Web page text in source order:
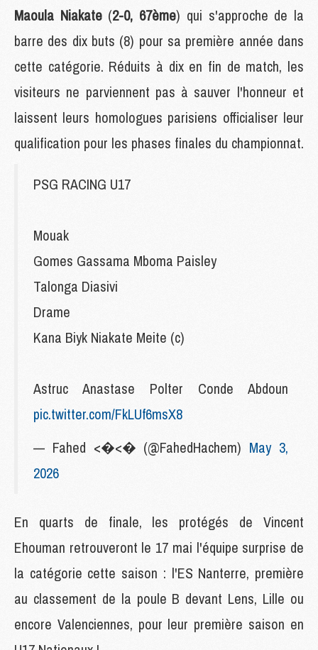
Maoula Niakate (2-0, 67ème) qui s'approche de la
barre des dix buts (8) pour sa première année dans
cette catégorie. Réduits à dix en fin de match, les
visiteurs ne parviennent pas à sauver l'honneur et
laissent leurs homologues parisiens officialiser leur
qualification pour les phases finales du championnat.
PSG RACING U17
Mouak
Gomes Gassama Mboma Paisley
Talonga Diasivi
Drame
Kana Biyk Niakate Meite (c)
Astruc Anastase Polter Conde Abdoun
pic.twitter.com/FkLUf6msX8
— Fahed <�<� (@FahedHachem) May 3,
2026
En quarts de finale, les protégés de Vincent
Ehouman retrouveront le 17 mai l'équipe surprise de
la catégorie cette saison : l'ES Nanterre, première
au classement de la poule B devant Lens, Lille ou
encore Valenciennes, pour leur première saison en